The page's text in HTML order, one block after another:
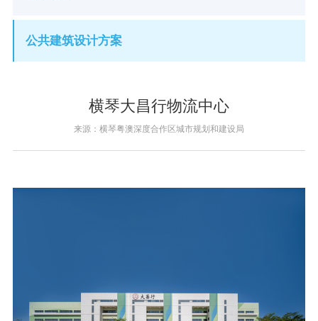
公共建筑设计方案
横琴大昌行物流中心
来源：横琴粤澳深度合作区城市规划和建设局